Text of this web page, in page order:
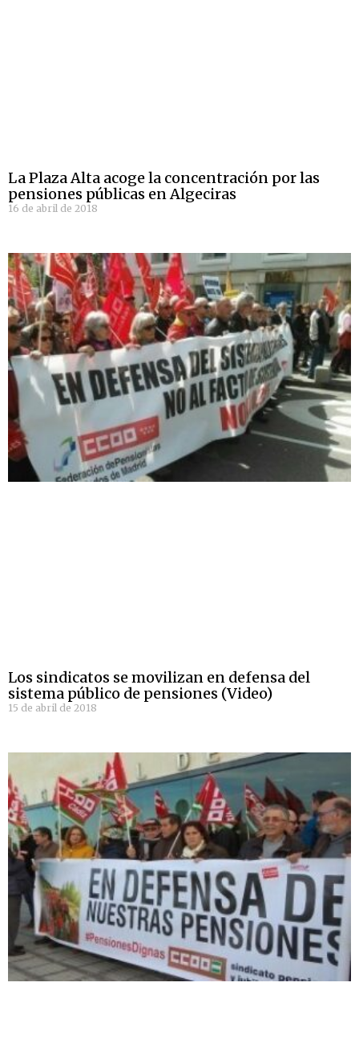
La Plaza Alta acoge la concentración por las
pensiones públicas en Algeciras
16 de abril de 2018
Los sindicatos se movilizan en defensa del
sistema público de pensiones (Video)
15 de abril de 2018